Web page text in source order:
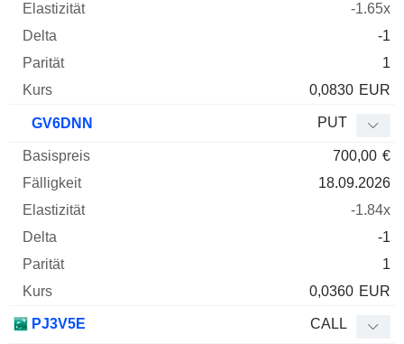
-1.65x
-1
1
0,0830 EUR
GV6DNN PUT
700,00 €
18.09.2026
-1.84x
-1
1
0,0360 EUR
PJ3V5E CALL